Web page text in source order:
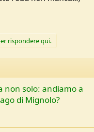
rispondere qui.
non solo: andiamo a
di Mignolo?